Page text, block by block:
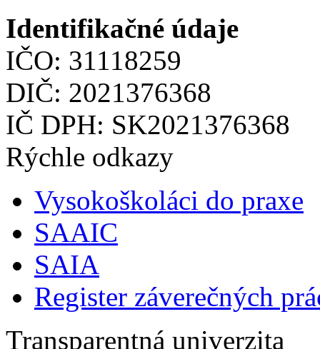
Identifikačné údaje
IČO: 31118259
DIČ: 2021376368
IČ DPH: SK2021376368
Rýchle odkazy
Vysokoškoláci do praxe
SAAIC
SAIA
Register záverečných
Transparentná univerzita